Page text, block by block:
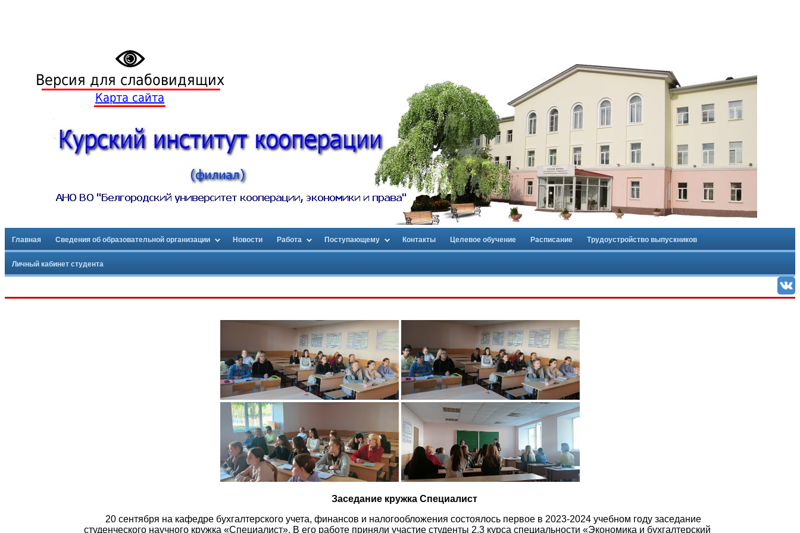
Версия для слабовидящих
Карта сайта
Главная Сведения об образовательной организации Новости Работа Поступающему Контакты Целевое обучение Расписание Трудоустройство выпускников
Личный кабинет студента
Заседание кружка Специалист
20 сентября на кафедре бухгалтерского учета, финансов и налогообложения состоялось первое в 2023-2024 учебном году заседание
студенческого научного кружка «Специалист». В его работе приняли участие студенты 2,3 курса специальности «Экономика и бухгалтерский